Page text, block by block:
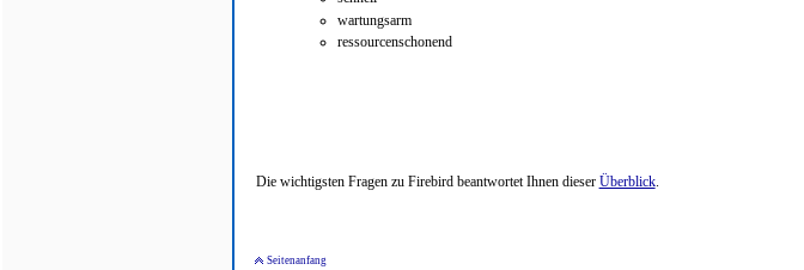
wartungsarm
ressourcenschonend
Die wichtigsten Fragen zu Firebird beantwortet Ihnen dieser Überblick.
Seitenanfang